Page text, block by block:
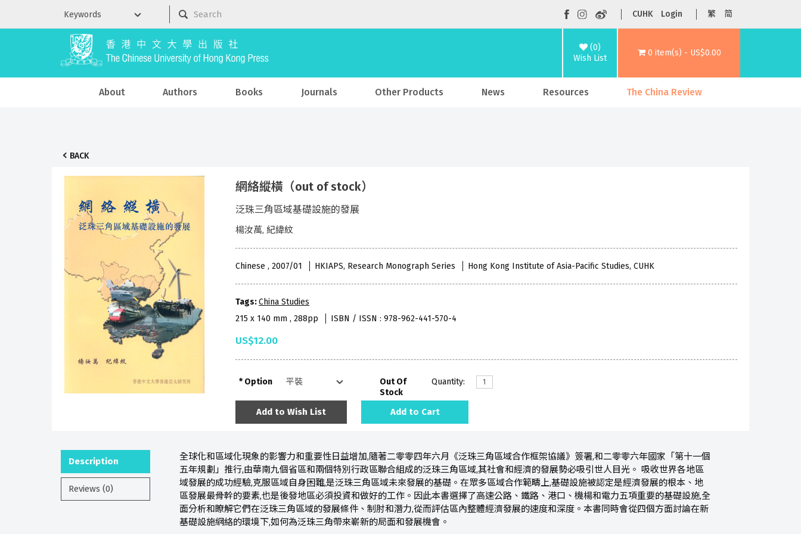
CUHK Login 繁 简
(0)
Wish List
0 item(s) - US$0.00
About Authors Books Journals Other Products News Resources The China Review
BACK
網絡縱橫（out of stock）
泛珠三角區域基礎設施的發展
楊汝萬, 紀緯紋
Chinese , 2007/01 HKIAPS, Research Monograph Series Hong Kong Institute of Asia-Pacific Studies, CUHK
Tags:China Studies
215 x 140 mm , 288pp
ISBN / ISSN : 978-962-441-570-4
US$12.00
Option
Out Of
Stock
Quantity:
Add to Wish List Add to Cart
Description
Reviews (0)
全球化和區域化現象的影響力和重要性日益增加,隨著二零零四年六月《泛珠三角區域合作框架協議》簽署,和二零零六年國家「第十一個
五年規劃」推行,由華南九個省區和兩個特別行政區聯合組成的泛珠三角區域,其社會和經濟的發展勢必吸引世人目光。 吸收世界各地區
域發展的成功經驗,克服區域自身困難,是泛珠三角區域未來發展的基礎。在眾多區域合作範疇上,基礎設施被認定是經濟發展的根本、地
區發展最骨幹的要素,也是後發地區必須投資和做好的工作。因此本書選擇了高速公路、鐵路、港口、機楊和電力五項重要的基礎設施,全
面分析和瞭解它們在泛珠三角區域的發展條件、制肘和潛力,從而評估區內整體經濟發展的速度和深度。本書同時會從四個方面討論在新
基礎設施網絡的環境下,如何為泛珠三角帶來嶄新的局面和發展機會。